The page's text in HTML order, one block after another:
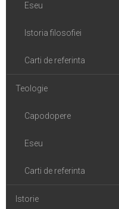
Eseu
Istoria filosofiei
Carti de referinta
Teologie
Capodopere
Eseu
Carti de referinta
Istorie